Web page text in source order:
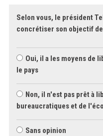
Selon vous, le président
concrétiser son objectif
Oui, il a les moyens de
le pays
Non, il n'est pas prêt à
bureaucratiques et de
Sans opinion